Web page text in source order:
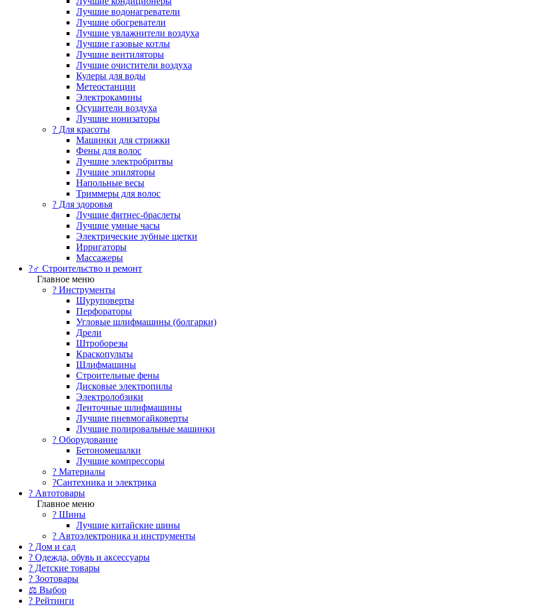
Лучшие водонагреватели
Лучшие обогреватели
Лучшие увлажнители воздуха
Лучшие газовые котлы
Лучшие вентиляторы
Лучшие очистители воздуха
Кулеры для воды
Метеостанции
Электрокамины
Осушители воздуха
Лучшие ионизаторы
? Для красоты
Машинки для стрижки
Фены для волос
Лучшие электробритвы
Лучшие эпиляторы
Напольные весы
Триммеры для волос
? Для здоровья
Лучшие фитнес-браслеты
Лучшие умные часы
Электрические зубные щетки
Ирригаторы
Массажеры
?‍♂️ Строительство и ремонт
Главное меню
?️ Инструменты
Шуруповерты
Перфораторы
Угловые шлифмашины (болгарки)
Дрели
Штроборезы
Краскопульты
Шлифмашины
Строительные фены
Дисковые электропилы
Электролобзики
Ленточные шлифмашины
Лучшие пневмогайковерты
Лучшие полировальные машинки
?️ Оборудование
Бетономешалки
Лучшие компрессоры
? Материалы
?Сантехника и электрика
? Автотовары
Главное меню
? Шины
Лучшие китайские шины
? Автоэлектроника и инструменты
? Дом и сад
? Одежда, обувь и аксессуары
? Детские товары
? Зоотовары
⚖ Выбор
? Рейтинги